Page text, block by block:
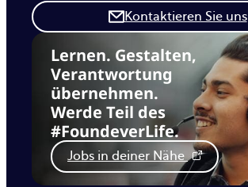
Lernen. Gestalten,
Verantwortung
übernehmen.
Werde Teil des
#FoundeverLife.
Jobs in deiner Nähe
Kontaktieren Sie uns